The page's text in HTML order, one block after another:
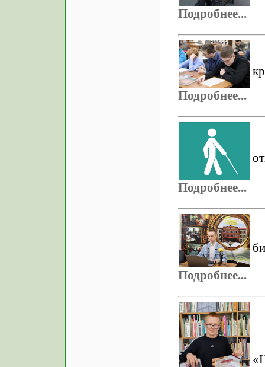
Подробнее...
Подробнее...
Подробнее...
Подробнее...